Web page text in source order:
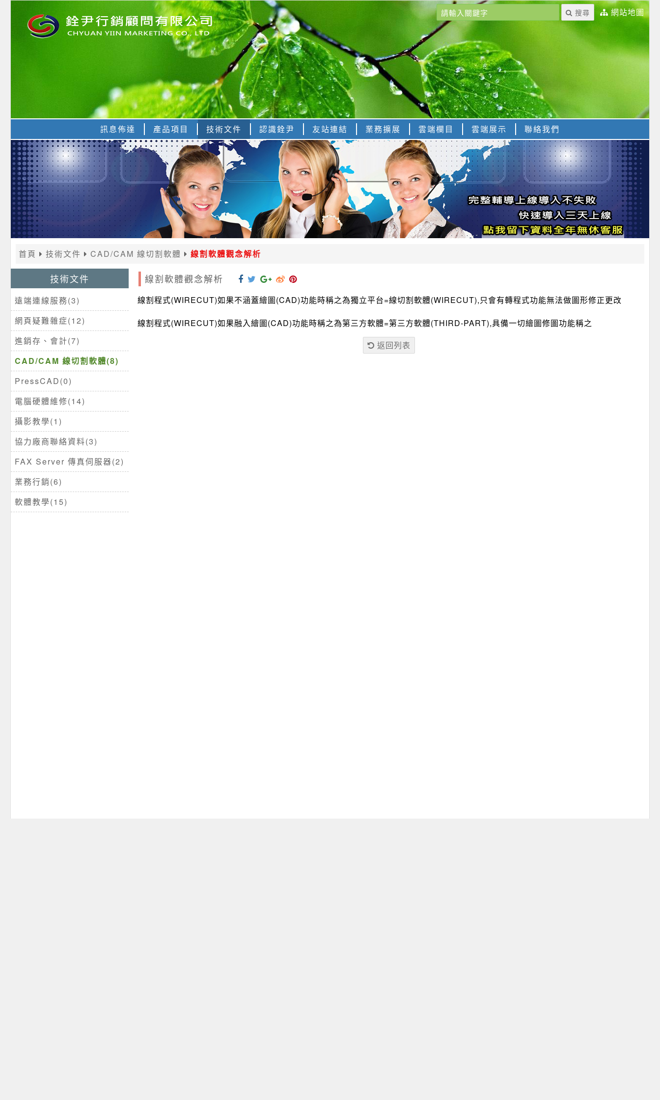
網站地圖
搜尋
訊息佈達 產品項目 技術文件 認識銓尹 友站連結 業務擴展 雲端欄目 雲端展示 聯絡我們
首頁 技術文件 CAD/CAM 線切割軟體 線割軟體觀念解析
技術文件
遠端連線服務(3)
網頁疑難雜症(12)
進銷存、會計(7)
CAD/CAM 線切割軟體(8)
PressCAD(0)
電腦硬體維修(14)
攝影教學(1)
協力廠商聯絡資料(3)
FAX Server 傳真伺服器(2)
業務行銷(6)
軟體教學(15)
線割軟體觀念解析
線割程式(WIRECUT)如果不涵蓋繪圖(CAD)功能時稱之為獨立平台=線切割軟體(WIRECUT),只會有轉程式功能無法做圖形修正更改
線割程式(WIRECUT)如果融入繪圖(CAD)功能時稱之為第三方軟體=第三方軟體(THIRD-PART),具備一切繪圖修圖功能稱之
返回列表